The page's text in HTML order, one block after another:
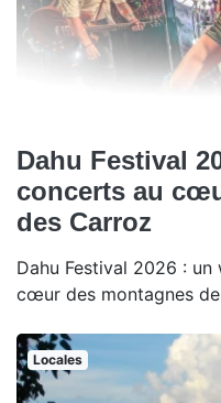
Dahu Festival
concerts au
des Carroz
Dahu Festival 2026 :
cœur des montagnes
Locales